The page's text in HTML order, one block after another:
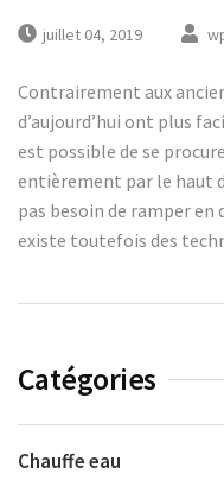
juillet 04, 2019
Contrairement aux
d’aujourd’hui ont plus
est possible de se
entièrement par le haut
pas besoin de ramper
existe toutefois des
Catégories
Chauffe eau